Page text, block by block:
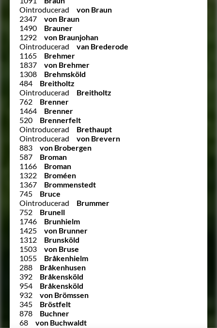
Ointroducerad
von Braun
2347
von Braun
1490
Brauner
1292
von Braunjohan
Ointroducerad
van Brederode
1165
Brehmer
1837
von Brehmer
1308
Brehmsköld
484
Breitholtz
Ointroducerad
Breitholtz
762
Brenner
1464
Brenner
520
Brennerfelt
Ointroducerad
Brethaupt
Ointroducerad
von Brevern
883
von Brobergen
587
Broman
1166
Broman
1322
Broméen
1367
Brommenstedt
745
Bruce
Ointroducerad
Brummer
752
Brunell
1746
Brunhielm
1425
von Brunner
1312
Brunsköld
1503
von Bruse
1055
Bråkenhielm
288
Bråkenhusen
392
Bråkensköld
954
Bråkensköld
932
von Brömssen
345
Bröstfelt
878
Buchner
68
von Buchwaldt